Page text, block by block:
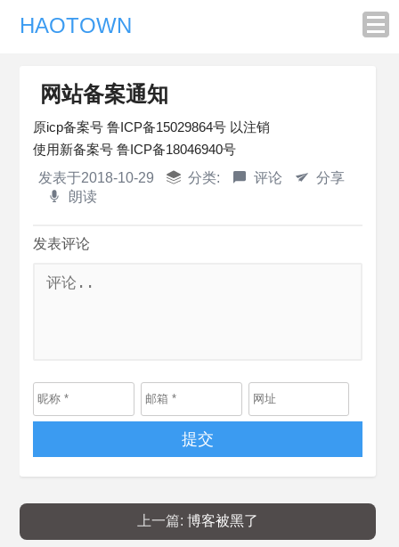
HAOTOWN
网站备案通知
原icp备案号 鲁ICP备15029864号 以注销
使用新备案号 鲁ICP备18046940号
发表于2018-10-29 分类: 评论
分享
朗读
发表评论
提交
上一篇: 博客被黑了